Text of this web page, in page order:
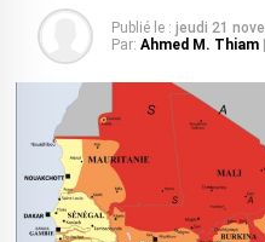
Publié le : jeudi 21
Par: Ahmed M. Thiam